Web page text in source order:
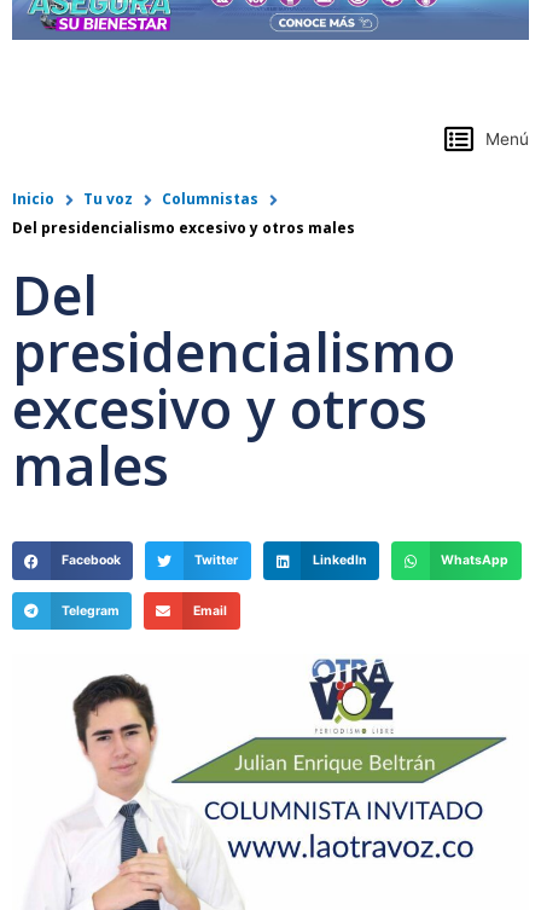
Menú
Inicio Tu voz
Columnistas
Del presidencialismo excesivo y otros males
Del
presidencialismo
excesivo y otros
males
Facebook Twitter LinkedIn WhatsApp
Telegram Email